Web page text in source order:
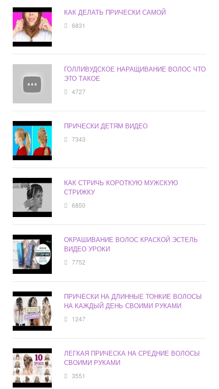
КАК ДЕЛАТЬ ПРИЧЕСКИ САМОЙ
6831
ГОЛЛИВУДСКОЕ НАРАЩИВАНИЕ ВОЛОС ЧТО
ЭТО ТАКОЕ
4727
ПРИЧЕСКИ ДЕТЯМ ВИДЕО
7343
КАК СТРИЧЬ КОРОТКУЮ МУЖСКУЮ
СТРИЖКУ
6850
ОКРАШИВАНИЕ ВОЛОС КРАСКОЙ ЭСТЕЛЬ
ВИДЕО УРОКИ
7752
ПРИЧЕСКИ НА ДЛИННЫЕ ТОНКИЕ ВОЛОСЫ
НА КАЖДЫЙ ДЕНЬ СВОИМИ РУКАМИ
1247
ЛЕГКАЯ ПРИЧЕСКА НА СРЕДНИЕ ВОЛОСЫ
СВОИМИ РУКАМИ
3551